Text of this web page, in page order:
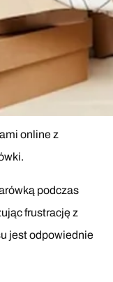
online z
podczas
frustrację z
jest odpowiednie